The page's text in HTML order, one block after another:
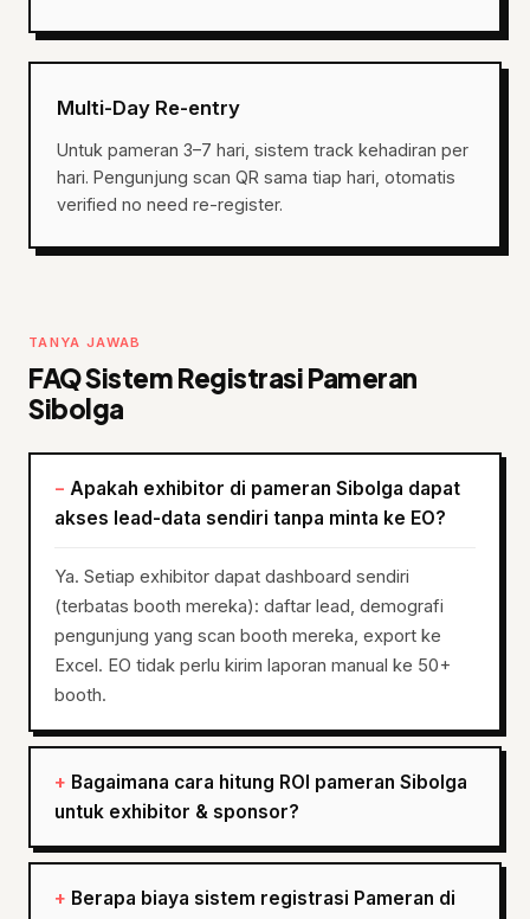
Multi-Day Re-entry
Untuk pameran 3–7 hari, sistem track kehadiran per
hari. Pengunjung scan QR sama tiap hari, otomatis
verified no need re-register.
TANYA JAWAB
FAQ Sistem Registrasi Pameran
Sibolga
Apakah exhibitor di pameran Sibolga dapat
akses lead-data sendiri tanpa minta ke EO?
Ya. Setiap exhibitor dapat dashboard sendiri
(terbatas booth mereka): daftar lead, demografi
pengunjung yang scan booth mereka, export ke
Excel. EO tidak perlu kirim laporan manual ke 50+
booth.
Bagaimana cara hitung ROI pameran Sibolga
untuk exhibitor & sponsor?
Berapa biaya sistem registrasi Pameran di